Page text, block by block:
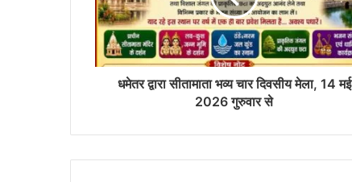
धमेतर द्वारा सीतामाता भव्य चार दिवसीय मेला, 14 मई
2026 गुरुवार से